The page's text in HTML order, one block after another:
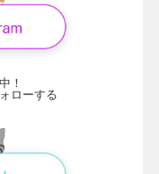
！
ローする